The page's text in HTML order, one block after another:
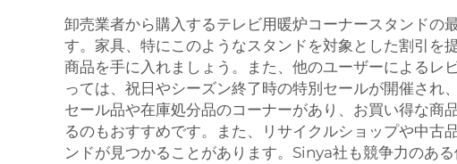
卸売業者から購入するテレビ用暖炉コーナースタンドの
す。家具、特にこのようなスタンドを対象とした割引を
商品を手に入れましょう。また、他のユーザーによるレ
っては、祝日やシーズン終了時の特別セールが開催さ
セール品や在庫処分品のコーナーがあり、お買い得な商
るのもおすすめです。また、リサイクルショップや中古
ンドが見つかることがあります。Sinya社も競争力のあ